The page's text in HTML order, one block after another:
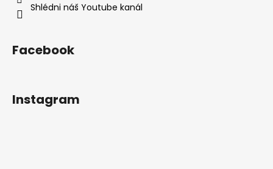
Shlédni náš Youtube kanál
Facebook
Instagram